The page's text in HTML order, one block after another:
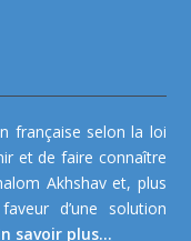
française selon la loi
et de faire connaître
Akhshav et, plus
d’une solution
savoir plus...